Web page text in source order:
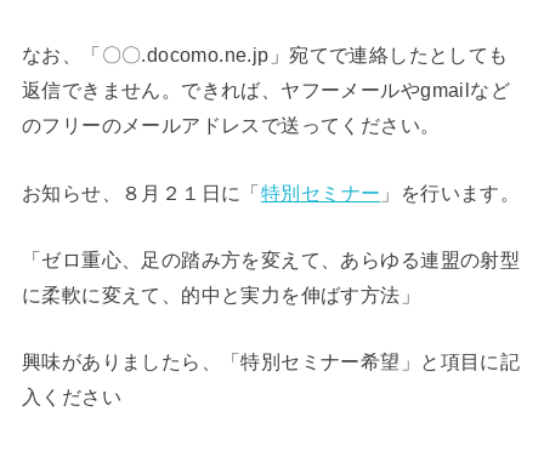
なお、「〇〇.docomo.ne.jp」宛てで連絡したとしても
返信できません。できれば、ヤフーメールやgmailなど
のフリーのメールアドレスで送ってください。
お知らせ、８月２１日に「特別セミナー 」を行います。
「ゼロ重心、足の踏み方を変えて、あらゆる連盟の射型
に柔軟に変えて、的中と実力を伸ばす方法」
興味がありましたら、「特別セミナー希望」と項目に記
入ください